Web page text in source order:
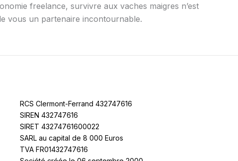
freelance, survivre aux vaches maigres n’est
vous un partenaire incontournable.
RCS Clermont-Ferrand 432747616
SIREN 432747616
SIRET 43274761600022
SARL au capital de 8 000 Euros
TVA FR01432747616